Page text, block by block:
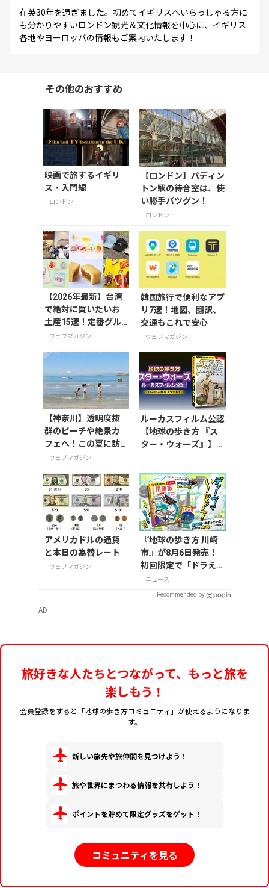
在英30年を過ぎました。初めてイギリスへいらっしゃる方に
も分かりやすいロンドン観光＆文化情報を中心に、イギリス
各地やヨーロッパの情報もご案内いたします！
その他のおすすめ
映画で旅するイギリ
ス・入門編
ロンドン
【ロンドン】パディン
トン駅の待合室は、使
い勝手バツグン！
ロンドン
【2026年最新】台湾
で絶対に買いたいお
土産15選！定番グル
メやかわいい雑貨、
ウェブマガジン
韓国旅行で便利なアプ
リ7選！地図、翻訳、
交通もこれで安心
ウェブマガジン
【神奈川】透明度抜
群のビーチや絶景カ
フェへ！この夏に訪
れたい三浦半島の穴
ウェブマガジン
ルーカスフィルム公認
【地球の歩き方 『ス
ター・ウォーズ』】が
の特製リバーシブル帯
付き
アメリカドルの通貨
と本日の為替レート
ウェブマガジン
『地球の歩き方 川崎
市』が8月6日発売！
初回限定で「ドラえも
ん」描き下ろし特別カ
バー付き
ニュース
Recommended by
AD
旅好きな人たちとつながって、もっと旅を
楽しもう！
会員登録をすると「地球の歩き方コミュニティ」が使えるようになりま
す。
新しい旅先や旅仲間を見つけよう！
旅や世界にまつわる情報を共有しよう！
ポイントを貯めて限定グッズをゲット！
コミュニティを見る